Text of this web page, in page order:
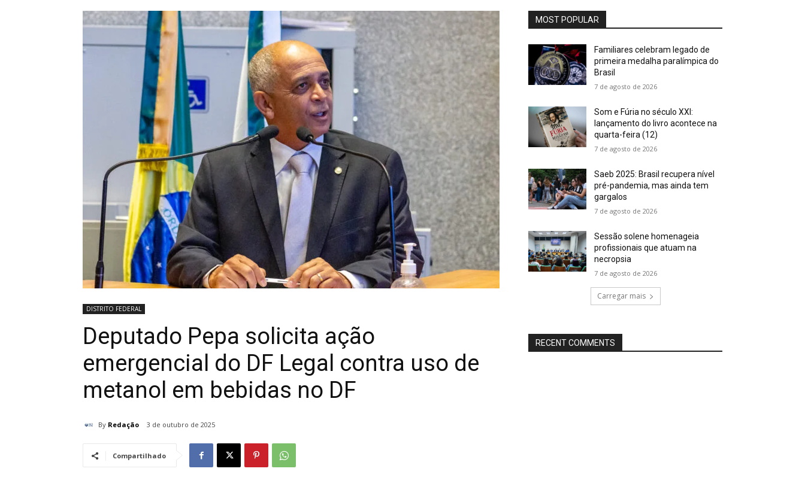
DISTRITO FEDERAL
Deputado Pepa solicita ação
emergencial do DF Legal contra uso de
metanol em bebidas no DF
By Redação 3 de outubro de 2025
Compartilhado
MOST POPULAR
Familiares celebram legado de
primeira medalha paralímpica do
Brasil
7 de agosto de 2026
Som e Fúria no século XXI:
lançamento do livro acontece na
quarta-feira (12)
7 de agosto de 2026
Saeb 2025: Brasil recupera nível
pré-pandemia, mas ainda tem
gargalos
7 de agosto de 2026
Sessão solene homenageia
profissionais que atuam na
necropsia
7 de agosto de 2026
Carregar mais
RECENT COMMENTS